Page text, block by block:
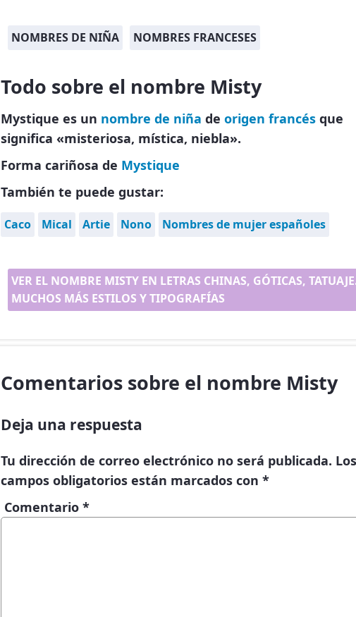
NOMBRES DE NIÑA NOMBRES FRANCESES
Todo sobre el nombre Misty
Mystique es un nombre de niña de origen francés que
significa «misteriosa, mística, niebla».
Forma cariñosa de Mystique
También te puede gustar:
Caco Mical Artie Nono Nombres de mujer españoles
VER EL NOMBRE MISTY EN LETRAS CHINAS, GÓTICAS,
MUCHOS MÁS ESTILOS Y TIPOGRAFÍAS
Comentarios sobre el nombre Misty
Deja una respuesta
Tu dirección de correo electrónico no será publicada. Los
campos obligatorios están marcados con *
Comentario *